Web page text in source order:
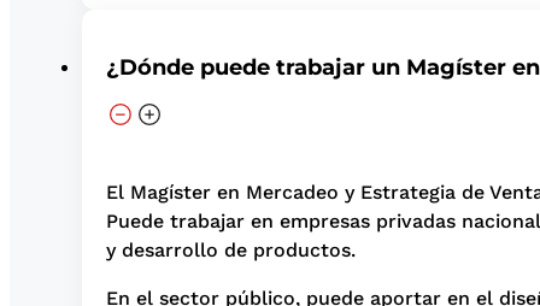
¿Dónde puede trabajar un Magíster
El Magíster en Mercadeo y Estrategia de
Puede trabajar en empresas privadas
y desarrollo de productos.
En el sector público, puede aportar en el